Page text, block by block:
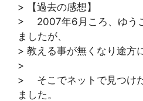
> 【過去の感想】
> 2007年6月ころ、ゆう
ましたが、
> 教える事が無くなり途方
>
> そこでネットで見つけ
ました。